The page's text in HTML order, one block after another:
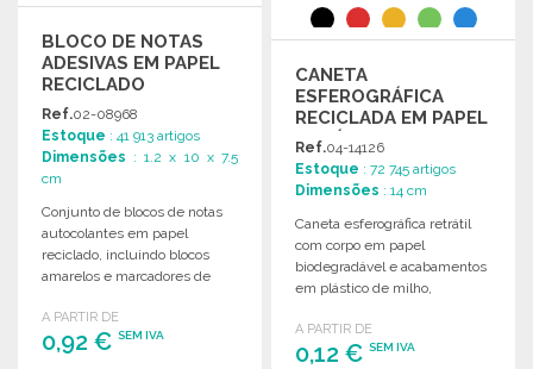
BLOCO DE NOTAS
ADESIVAS EM PAPEL
RECICLADO
Ref.02-08968
Estoque : 41 913 artigos
Dimensões : 1.2 x 10 x 7.5
cm
Conjunto de blocos de notas
autocolantes em papel
reciclado, incluindo blocos
amarelos e marcadores de
A PARTIR DE
0,92 € SEM IVA
CANETA
ESFEROGRÁFICA
RECICLADA EM PAPEL
E PLÁSTICO DE
MILHO 14 CM A
PREÇO GROSSISTA
Ref.04-14126
Estoque : 72 745 artigos
Dimensões : 14 cm
Caneta esferográfica retrátil
com corpo em papel
biodegradável e acabamentos
em plástico de milho,
A PARTIR DE
0,12 €SEM IVA